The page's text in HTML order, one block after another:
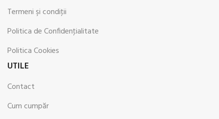
Termeni şi condiţii
Politica de Confidenţialitate
Politica Cookies
UTILE
Contact
Cum cumpăr